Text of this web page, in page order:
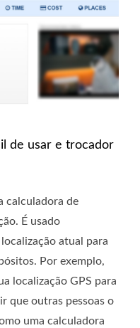
de usar e trocador
calculadora de
É usado
atual para
Por exemplo,
localização GPS para
que outras pessoas o
uma calculadora